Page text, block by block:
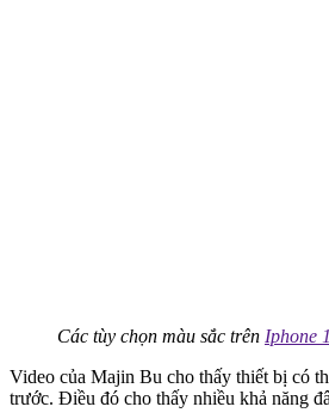
Các tùy chọn màu sắc trên Iphone
Video của Majin Bu cho thấy thiết bị có
trước. Điều đó cho thấy nhiều khả năng